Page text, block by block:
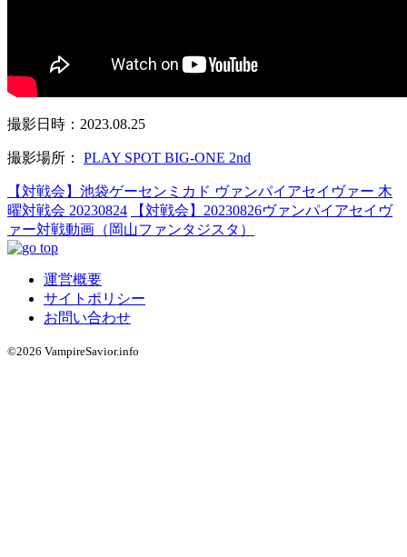
撮影日時：2023.08.25
撮影場所： PLAY SPOT BIG-ONE 2nd
【対戦会】池袋ゲーセンミカド ヴァンパイアセイヴァー 木
曜対戦会 20230824
【対戦会】20230826ヴァンパイアセイヴ
ァー対戦動画（岡山ファンタジスタ）
運営概要
サイトポリシー
お問い合わせ
©2026 VampireSavior.info